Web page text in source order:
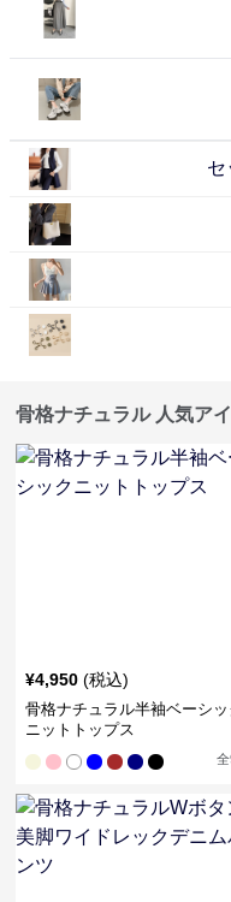
セ
骨格ナチュラル 人気ア
¥4,950 (税込)
骨格ナチュラル半袖ベーシッ
ニットトップス
全